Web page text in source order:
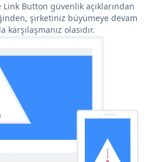
Button güvenlik açıklarından
şirketiniz büyümeye devam
olasıdır.